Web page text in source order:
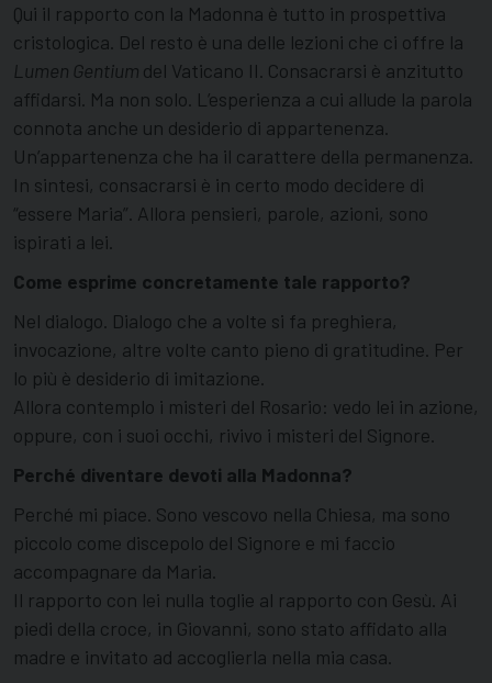
Qui il rapporto con la Madonna è tutto in prospettiva
cristologica. Del resto è una delle lezioni che ci offre la
Lumen Gentium del Vaticano II. Consacrarsi è anzitutto
affidarsi. Ma non solo. L’esperienza a cui allude la parola
connota anche un desiderio di appartenenza.
Un’appartenenza che ha il carattere della permanenza.
In sintesi, consacrarsi è in certo modo decidere di
“essere Maria”. Allora pensieri, parole, azioni, sono
ispirati a lei.
Come esprime concretamente tale rapporto?
Nel dialogo. Dialogo che a volte si fa preghiera,
invocazione, altre volte canto pieno di gratitudine. Per
lo più è desiderio di imitazione.
Allora contemplo i misteri del Rosario: vedo lei in azione,
oppure, con i suoi occhi, rivivo i misteri del Signore.
Perché diventare devoti alla Madonna?
Perché mi piace. Sono vescovo nella Chiesa, ma sono
piccolo come discepolo del Signore e mi faccio
accompagnare da Maria.
Il rapporto con lei nulla toglie al rapporto con Gesù. Ai
piedi della croce, in Giovanni, sono stato affidato alla
madre e invitato ad accoglierla nella mia casa.